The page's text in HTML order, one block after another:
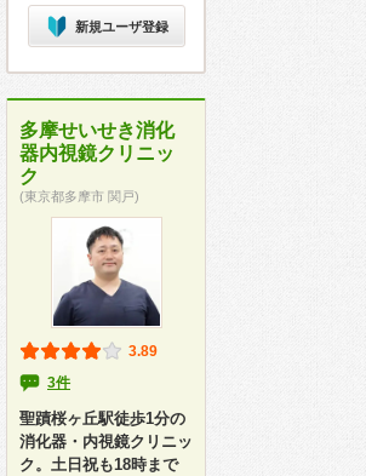
新規ユーザ登録
多摩せいせき消化
器内視鏡クリニッ
ク
(東京都多摩市 関戸)
3.89
3件
聖蹟桜ヶ丘駅徒歩1分の
消化器・内視鏡クリニッ
ク。土日祝も18時まで